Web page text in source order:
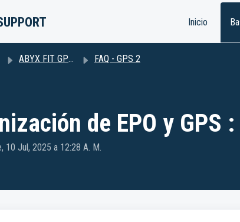
Inicio
ABYX FIT GPS2 FAQ - GPS 2
de EPO y GPS
10 Jul, 2025 a 12:28 A. M.